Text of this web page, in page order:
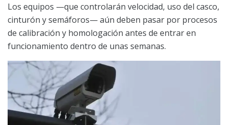
Los equipos —que controlarán velocidad, uso del casco,
cinturón y semáforos— aún deben pasar por procesos
de calibración y homologación antes de entrar en
funcionamiento dentro de unas semanas.